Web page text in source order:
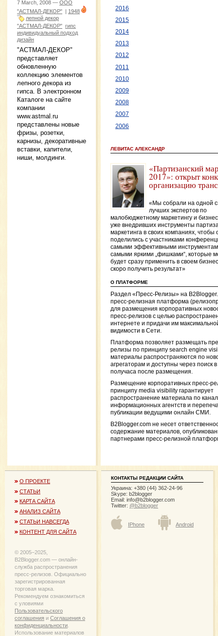
7 March, 2008 — ООО
"АСТМАЛ-ДЕКОР" | 1948
лепной декор
"АСТМАЛ-ДЕКОР" гипс
индивидуальный подход
дизайн
"АСТМАЛ-ДЕКОР"
представляет
обновленную
коллекцию элементов
лепного декора из
гипса. В электронном
Каталоге на сайте
компании
www.astmal.ru
представлены новые
фризы, розетки,
карнизы, декоративные
вставки, капители,
ниши, молдинги.
2016
2015
2014
2013
2012
2011
2010
2009
2008
2007
2006
ЛЕВИТАС АЛЕКСАНДР
«Партизанский
2017»: открыт
организацию
«Мы собрали на одной
лучших экспертов по
малобюджетному маркетингу и
уже внедривших инструменты
маркетинга в своих компаниях, чтобы
поделились с участниками
самыми эффективными
самыми яркими „фишками“, которые
будет сразу применить в своем
скоро получить результат»
О ПЛАТФОРМЕ
Раздел «Пресс-Релизы» на
пресс-релизная платформа
для размещения корпоративных
пресс-релизов с целью
интернете и придачи им
видимости в Сети.
Платформа позволяет размещать
релизы по принципу search engine
материалы распространяются по
агрегаторам и доступны через поиск
получаса после размещения.
Размещение корпоративных пресс-
принципу media visibility гарантирует
распространение материала по
информационных агентств и
публикации ведущими онлайн СМИ.
B2Blogger.com не несет
содержание материалов,
партнерами пресс-релизной
О ПРОЕКТЕ
СТАТЬИ
КАРТА САЙТА
АНАЛИЗ САЙТА
СТАТЬИ НАВСЕГДА
КОНТЕНТ ДЛЯ САЙТА
© 2005−2025,
B2Blogger.com — онлайн-
служба распространения
пресс-релизов. Официально
зарегистрированная
торговая марка.
Рекомендуем ознакомиться
с уловиями
Пользовательского
соглашения и Соглашения о
конфиденциальности
Использование материалов
КОНТАКТЫ РЕДАКЦИИ САЙТА
Украина: +380 (44) 362-24-96
Skype: b2blogger
Email: info@b2blogger.com
Twitter: @b2blogger
IPhone Android